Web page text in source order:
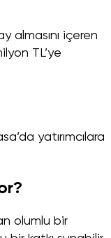
almasını içeren
TL’ye
yatırımcılara
olumlu bir